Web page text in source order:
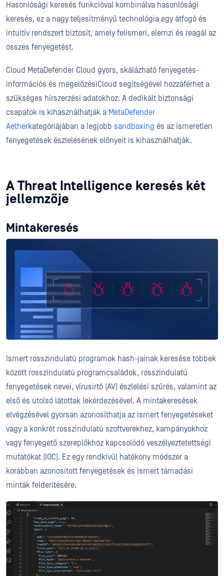
Hasonlósági keresés funkcióval kombinálva hasonlósági
keresés, ez a nagy teljesítményű technológia egy átfogó és
intuitív rendszert biztosít, amely felismeri, elemzi és reagál az
összes fenyegetést.
Cloud MetaDefender Cloud gyors, skálázható fenyegetés-
információs és megelőzésiCloud segítségével hozzáférhet a
szükséges hírszerzési adatokhoz. A dedikált biztonsági
csapatok is kihasználhatják a MetaDefender
Aetherkategóriájában a legjobb sandboxing és az ismeretlen
fenyegetések észlelésének előnyeit is kihasználhatják.
A Threat Intelligence keresés két
jellemzője
Mintakeresés
Ismert rosszindulatú programok hash-jainak keresése többek
között rosszindulatú programcsaládok, rosszindulatú
fenyegetések nevei, vírusirtó (AV) észlelési szűrés, valamint az
első és utolsó látottak lekérdezésével. A mintakeresések
elvégzésével gyorsan azonosíthatja az ismert fenyegetéseket
vagy a konkrét rosszindulatú szoftverekhez, kampányokhoz
vagy fenyegető szereplőkhöz kapcsolódó veszélyeztetettségi
mutatókat (IOC). Ez egy rendkívül hatékony módszer a
korábban azonosított fenyegetések és ismert támadási
minták felderítésére.